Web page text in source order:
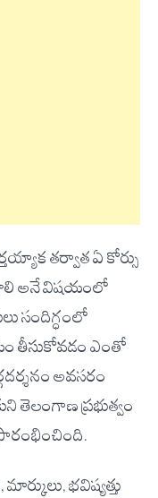
తర్వాత ఏ కోర్సు
అనే విషయంలో
సందిగ్ధంలో
తీసుకోవడం ఎంతో
అవసరం
తెలంగాణ ప్రభుత్వం
భవిష్యత్తు